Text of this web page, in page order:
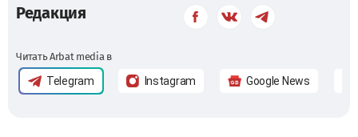
Редакция
Читать Arbat media в
Telegram Instagram Google News